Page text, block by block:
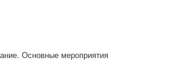
Основные мероприятия